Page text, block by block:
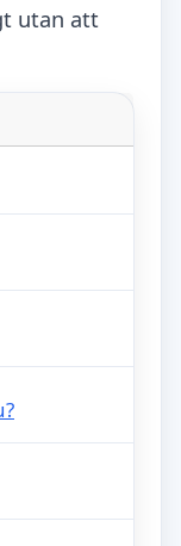
utan att